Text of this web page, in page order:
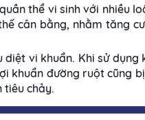
thể vi sinh với nhiều
cân bằng, nhằm tăng
vi khuẩn. Khi sử
khuẩn đường ruột cũng
tiêu chảy.